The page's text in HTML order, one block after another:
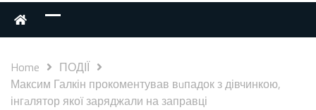
Home
ПОДІЇ
Максим Галкін прокоментував вuпадок з дівчинкою,
інгaлятор якої заряджали на заправці